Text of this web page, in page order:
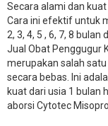
Secara alami dan
Cara ini efektif untuk
2, 3, 4, 5 , 6, 7, 8
Jual Obat Penggugur
merupakan salah
secara bebas. Ini
kuat dari usia 1 bulan
aborsi Cytotec